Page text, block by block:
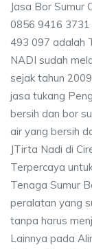
Jasa Bor Sumur
0856 9416 3731
493 097 adalah
NADI sudah
sejak tahun
jasa tukang
bersih dan bor
air yang bersih
JTirta Nadi di
Terpercaya
Tenaga Sumur
peralatan yang
tanpa harus
Lainnya pada